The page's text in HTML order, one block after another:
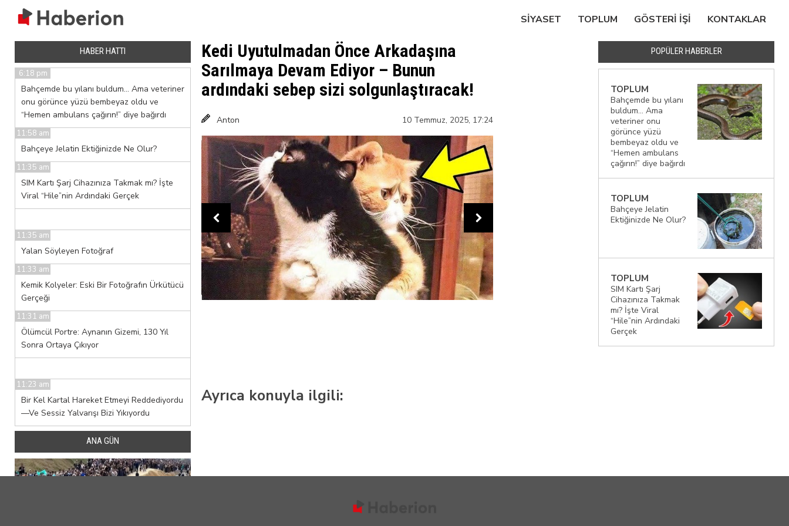
SIYASET TOPLUM GÖSTERI IŞI KONTAKLAR
Kedi Uyutulmadan Önce Arkadaşına
Sarılmaya Devam Ediyor – Bunun
ardındaki sebep sizi solgunlaştıracak!
Anton 10 Temmuz, 2025, 17:24
POPÜLER HABERLER
TOPLUM
Bahçemde bu yılanı
buldum… Ama
veteriner onu
görünce yüzü
bembeyaz oldu ve
“Hemen ambulans
çağırın!” diye bağırdı
TOPLUM
Bahçeye Jelatin
Ektiğinizde Ne Olur?
TOPLUM
SIM Kartı Şarj
Cihazınıza Takmak
mı? İşte Viral
“Hile”nin Ardındaki
Gerçek
Ayrıca konuyla ilgili:
HABER HATTI
6:18 pm
Bahçemde bu yılanı buldum… Ama veteriner
onu görünce yüzü bembeyaz oldu ve
“Hemen ambulans çağırın!” diye bağırdı
11:58 am
Bahçeye Jelatin Ektiğinizde Ne Olur?
11:35 am
SIM Kartı Şarj Cihazınıza Takmak mı? İşte
Viral “Hile”nin Ardındaki Gerçek
11:35 am
Yalan Söyleyen Fotoğraf
11:33 am
Kemik Kolyeler: Eski Bir Fotoğrafın Ürkütücü
Gerçeği
11:31 am
Ölümcül Portre: Aynanın Gizemi, 130 Yıl
Sonra Ortaya Çıkıyor
11:23 am
Bir Kel Kartal Hareket Etmeyi Reddediyordu
—Ve Sessiz Yalvarışı Bizi Yıkıyordu
ANA GÜN